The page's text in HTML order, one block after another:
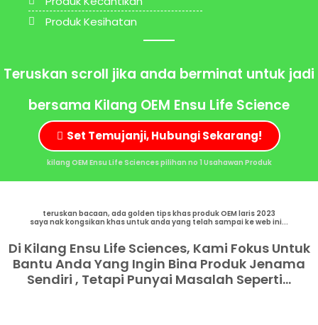
Produk Kesihatan
Teruskan scroll jika anda berminat untuk jadi
bersama Kilang OEM Ensu Life Science
Set Temujanji, Hubungi Sekarang!
kilang OEM Ensu Life Sciences pilihan no 1 Usahawan Produk
teruskan bacaan, ada golden tips khas produk OEM laris 2023
saya nak kongsikan khas untuk anda yang telah sampai ke web ini...
Di Kilang Ensu Life Sciences, Kami Fokus Untuk
Bantu Anda Yang Ingin Bina Produk Jenama
Sendiri , Tetapi Punyai Masalah Seperti...